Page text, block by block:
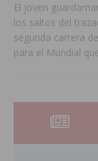
El joven
los saltos del
segunda carrera
para el Mundial